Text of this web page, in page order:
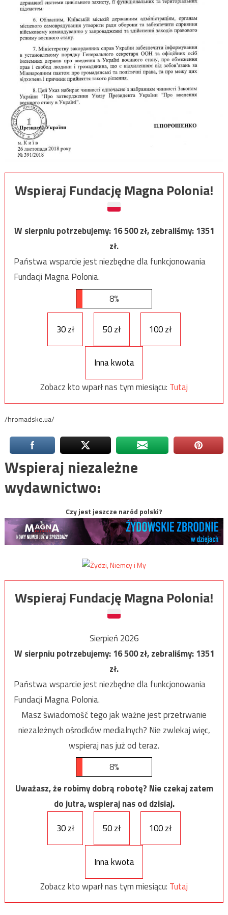
Wspieraj Fundację Magna Polonia!
W sierpniu potrzebujemy:16 500zł, zebraliśmy:1351
zł.
Państwa wsparcie jest niezbędne dla funkcjonowania
Fundacji Magna Polonia.
8%
30 zł 50 zł 100 zł
Inna kwota
Zobacz kto wparł nas tym miesiącu: Tutaj
/hromadske.ua/
Wspieraj niezależne
wydawnictwo:
Czy jest jeszcze naród polski?
Wspieraj Fundację Magna Polonia!
Sierpień 2026
W sierpniu potrzebujemy:16 500zł, zebraliśmy:1351
zł.
Państwa wsparcie jest niezbędne dla funkcjonowania
Fundacji Magna Polonia.
Masz świadomość tego jak ważne jest przetrwanie
niezależnych ośrodków medialnych? Nie zwlekaj więc,
wspieraj nas już od teraz.
8%
Uważasz, że robimy dobrą robotę? Nie czekaj zatem
do jutra, wspieraj nas od dzisiaj.
30 zł
50 zł 100 zł
Inna kwota
Zobacz kto wparł nas tym miesiącu: Tutaj